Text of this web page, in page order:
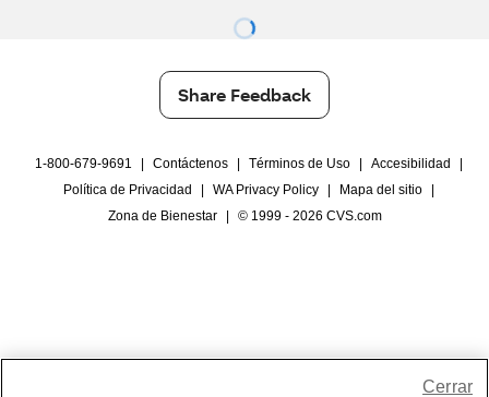
Share Feedback
1-800-679-9691 Contáctenos Términos de Uso Accesibilidad
Política de Privacidad
WA Privacy Policy Mapa del sitio
Zona de Bienestar
© 1999 - 2026 CVS.com
Cerrar